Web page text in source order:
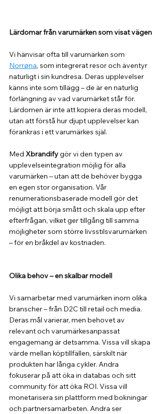
Lärdomar från varumärken som visat vägen
Vi hänvisar ofta till varumärken som
Norrøna, som integrerat resor och äventyr
naturligt i sin kundresa. Deras upplevelser
känns inte som tillägg – de är en naturlig
förlängning av vad varumärket står för.
Lärdomen är inte att kopiera deras modell,
utan att förstå hur djupt upplevelser kan
förankras i ett varumärkes själ.
Med Xbrandify gör vi den typen av
upplevelseintegration möjlig för alla
varumärken – utan att de behöver bygga
en egen stor organisation. Vår
renumerationsbaserade modell gör det
möjligt att börja smått och skala upp efter
efterfrågan, vilket ger tillgång till samma
möjligheter som större livsstilsvarumärken
– för en bråkdel av kostnaden.
Olika behov – en skalbar modell
Vi samarbetar med varumärken inom olika
branscher – från D2C till retail och media.
Deras mål varierar, men behovet av
relevant och varumärkesanpassat
engagemang är detsamma. Vissa vill skapa
värde mellan köptillfällen, särskilt när
produkten har långa cykler. Andra
fokuserar på att öka in databas och sitt
community för att öka ROI. Vissa vill
monetarisera sin plattform med bokningar
och partnersamarbeten. Andra ser